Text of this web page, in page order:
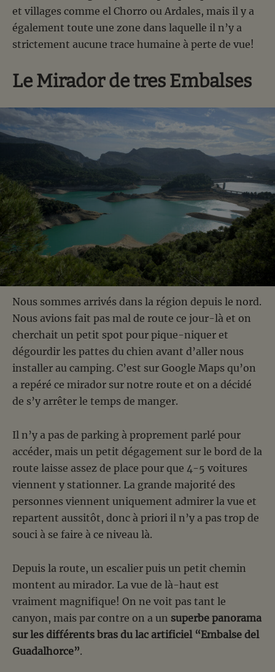
et villages comme el Chorro ou Ardales, mais il y a
également toute une zone dans laquelle il n’y a
strictement aucune trace humaine à perte de vue!
Le Mirador de tres Embalses
Nous sommes arrivés dans la région depuis le nord.
Nous avions fait pas mal de route ce jour-là et on
cherchait un petit spot pour pique-niquer et
dégourdir les pattes du chien avant d’aller nous
installer au camping. C’est sur Google Maps qu’on
a repéré ce mirador sur notre route et on a décidé
de s’y arrêter le temps de manger.
Il n’y a pas de parking à proprement parlé pour
accéder, mais un petit dégagement sur le bord de la
route laisse assez de place pour que 4-5 voitures
viennent y stationner. La grande majorité des
personnes viennent uniquement admirer la vue et
repartent aussitôt, donc à priori il n’y a pas trop de
souci à se faire à ce niveau là.
Depuis la route, un escalier puis un petit chemin
montent au mirador. La vue de là-haut est
vraiment magnifique! On ne voit pas tant le
canyon, mais par contre on a un superbe panorama
sur les différents bras du lac artificiel “Embalse del
Guadalhorce”.